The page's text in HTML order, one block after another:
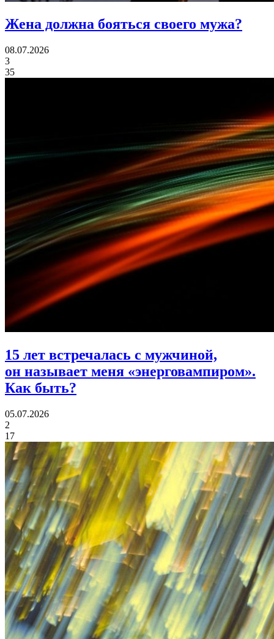
Жена должна бояться своего мужа?
08.07.2026
3
35
15 лет встречалась с мужчиной,
он называет меня «энерговампиром».
Как быть?
05.07.2026
2
17